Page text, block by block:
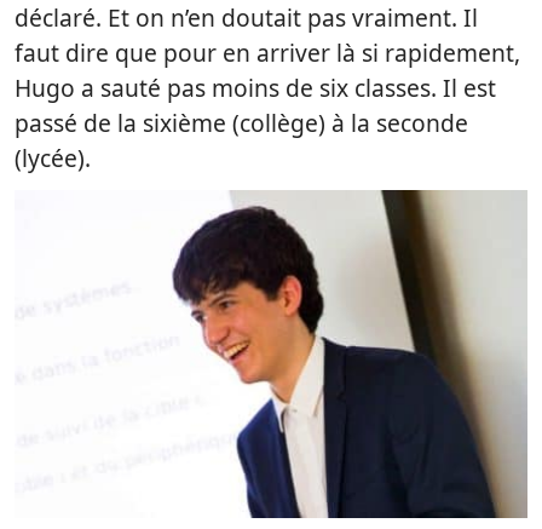
déclaré. Et on n’en doutait pas vraiment. Il
faut dire que pour en arriver là si rapidement,
Hugo a sauté pas moins de six classes. Il est
passé de la sixième (collège) à la seconde
(lycée).